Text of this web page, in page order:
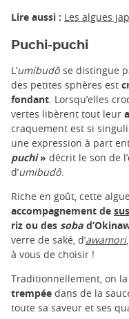
Lire aussi : Les algues
Puchi-puchi
L’umibudô se distingue
des petites sphères est
fondant. Lorsqu’elles
vertes libèrent tout leur
craquement est si
une expression à part
puchi» décrit le son de l’
d’umibudô.
Riche en goût, cette
accompagnement de
riz ou des soba
verre de saké, d’awamori
à vous de choisir !
Traditionnellement, on
trempée dans de la
toute sa saveur et ses